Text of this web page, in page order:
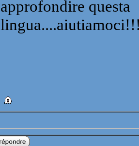
approfondire questa